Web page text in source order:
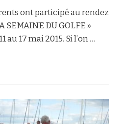
ont participé au rendez
SEMAINE DU GOLFE »
au 17 mai 2015. Si l’on …